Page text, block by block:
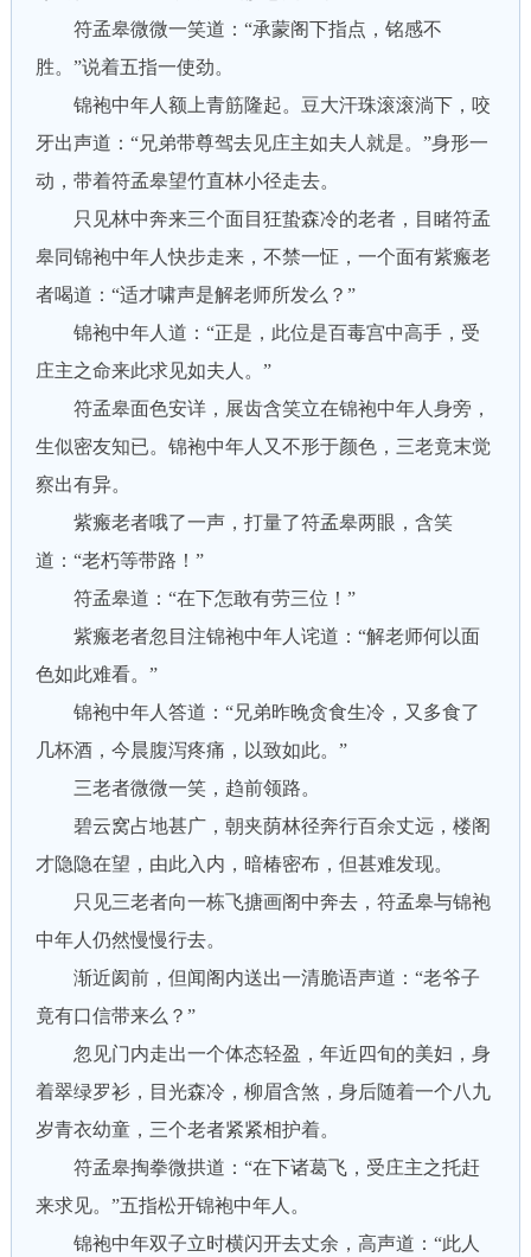
符孟皋微微一笑道：“承蒙阁下指点，铭感不
胜。”说着五指一使劲。
锦袍中年人额上青筋隆起。豆大汗珠滚滚淌下，咬
牙出声道：“兄弟带尊驾去见庄主如夫人就是。”身形一
动，带着符孟皋望竹直林小径走去。
只见林中奔来三个面目狂蛰森冷的老者，目睹符孟
皋同锦袍中年人快步走来，不禁一怔，一个面有紫瘢老
者喝道：“适才啸声是解老师所发么？”
锦袍中年人道：“正是，此位是百毒宫中高手，受
庄主之命来此求见如夫人。”
符孟皋面色安详，展齿含笑立在锦袍中年人身旁，
生似密友知已。锦袍中年人又不形于颜色，三老竟末觉
察出有异。
紫瘢老者哦了一声，打量了符孟皋两眼，含笑
道：“老朽等带路！”
符孟皋道：“在下怎敢有劳三位！”
紫瘢老者忽目注锦袍中年人诧道：“解老师何以面
色如此难看。”
锦袍中年人答道：“兄弟昨晚贪食生冷，又多食了
几杯酒，今晨腹泻疼痛，以致如此。”
三老者微微一笑，趋前领路。
碧云窝占地甚广，朝夹荫林径奔行百余丈远，楼阁
才隐隐在望，由此入内，暗椿密布，但甚难发现。
只见三老者向一栋飞搪画阁中奔去，符孟皋与锦袍
中年人仍然慢慢行去。
渐近阂前，但闻阁内送出一清脆语声道：“老爷子
竟有口信带来么？”
忽见门内走出一个体态轻盈，年近四旬的美妇，身
着翠绿罗衫，目光森冷，柳眉含煞，身后随着一个八九
岁青衣幼童，三个老者紧紧相护着。
符孟皋掏拳微拱道：“在下诸葛飞，受庄主之托赶
来求见。”五指松开锦袍中年人。
锦袍中年双子立时横闪开去丈余，高声道：“此人